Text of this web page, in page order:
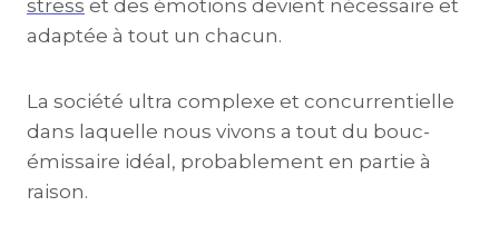
stress et des émotions devient nécessaire et
adaptée à tout un chacun.
La société ultra complexe et concurrentielle
dans laquelle nous vivons a tout du bouc-
émissaire idéal, probablement en partie à
raison.